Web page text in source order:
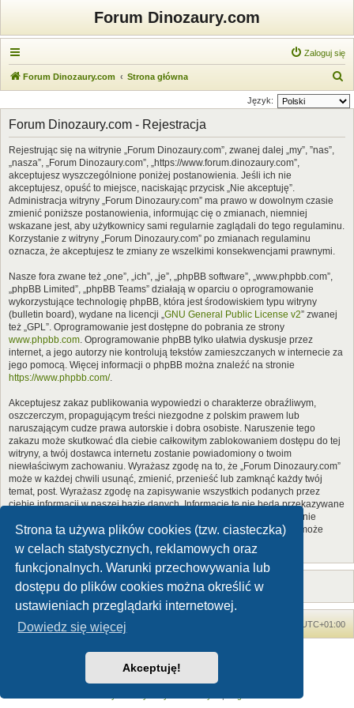
Strona ta używa plików cookies (tzw. ciasteczka)
w celach statystycznych, reklamowych oraz
funkcjonalnych. Warunki przechowywania lub
dostępu do plików cookies można określić w
ustawieniach przeglądarki internetowej.
Dowiedz się więcej
Akceptuję!
Forum Dinozaury.com
Zaloguj się
Forum Dinozaury.com Strona główna
z
Język:
Forum Dinozaury.com - Rejestracja
Rejestrując się na witrynie „Forum Dinozaury.com”, zwanej dalej „my”, ”nas”,
„nasza”, „Forum Dinozaury.com”, „https://www.forum.dinozaury.com”,
akceptujesz wyszczególnione poniżej postanowienia. Jeśli ich nie
akceptujesz, opuść to miejsce, naciskając przycisk „Nie akceptuję”.
Administracja witryny „Forum Dinozaury.com” ma prawo w dowolnym czasie
zmienić poniższe postanowienia, informując cię o zmianach, niemniej
wskazane jest, aby użytkownicy sami regularnie zaglądali do tego regulaminu.
Korzystanie z witryny „Forum Dinozaury.com” po zmianach regulaminu
oznacza, że akceptujesz te zmiany ze wszelkimi konsekwencjami prawnymi.
Nasze fora zwane też „one”, „ich”, „je”, „phpBB software”, „www.phpbb.com”,
„phpBB Limited”, „phpBB Teams” działają w oparciu o oprogramowanie
wykorzystujące technologię phpBB, która jest środowiskiem typu witryny
(bulletin board), wydane na licencji „GNU General Public License v2” zwanej
też „GPL”. Oprogramowanie jest dostępne do pobrania ze strony
www.phpbb.com. Oprogramowanie phpBB tylko ułatwia dyskusje przez
internet, a jego autorzy nie kontrolują tekstów zamieszczanych w internecie za
jego pomocą. Więcej informacji o phpBB można znaleźć na stronie
https://www.phpbb.com/.
Akceptujesz zakaz publikowania wypowiedzi o charakterze obraźliwym,
oszczerczym, propagującym treści niezgodne z polskim prawem lub
naruszającym cudze prawa autorskie i dobra osobiste. Naruszenie tego
zakazu może skutkować dla ciebie całkowitym zablokowaniem dostępu do tej
witryny, a twój dostawca internetu zostanie powiadomiony o twoim
niewłaściwym zachowaniu. Wyrażasz zgodę na to, że „Forum Dinozaury.com”
może w każdej chwili usunąć, zmienić, przenieść lub zamknąć każdy twój
temat, post. Wyrażasz zgodę na zapisywanie wszystkich podanych przez
ciebie informacji w naszej bazie danych. Informacje te nie będą przekazywane
nikomu bez twojej zgody, ale ani „Forum Dinozaury.com”, ani phpBB nie
ponosi odpowiedzialności za włamania do witryny, podczas których może
dojść do kradzieży danych.
Forum Dinozaury.com UTC+01:00
Dinozaury.com© 2006-2020
Technologię dostarczaphpBB® Forum Software © phpBB Limited
Polski pakiet językowy dostarcza